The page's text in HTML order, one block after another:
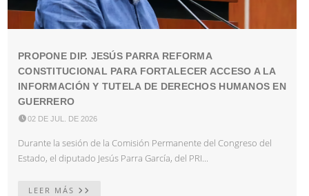
PROPONE DIP. JESÚS PARRA REFORMA
CONSTITUCIONAL PARA FORTALECER ACCESO A LA
INFORMACIÓN Y TUTELA DE DERECHOS HUMANOS EN
GUERRERO
02 DE JUL. DE 2026
Durante la sesión de la Comisión Permanente del Congreso del
Estado, el diputado Jesús Parra García, del PRI...
LEER MÁS